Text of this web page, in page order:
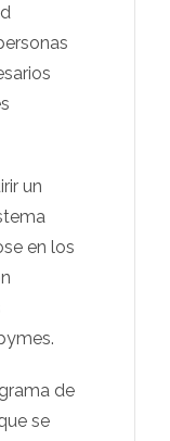
un
en los
de
se